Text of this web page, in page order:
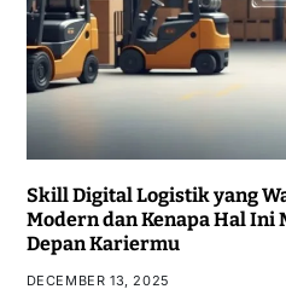
Skill Digital Logistik yang
Modern dan Kenapa Hal Ini
Depan Kariermu
DECEMBER 13, 2025